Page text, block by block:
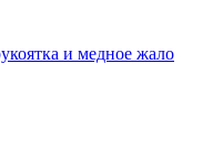
и медное жало